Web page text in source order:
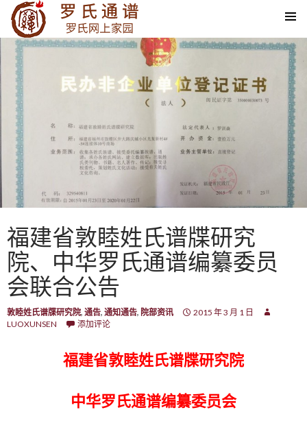
SKIP TO CONTENT
福建省敦睦姓氏谱牒研究
院、中华罗氏通谱编纂委员
会联合公告
敦睦姓氏谱牒研究院, 通告, 通知通告, 院部资讯
2015 年 3 月 1 日
LUOXUNSEN
添加评论
福建省敦睦姓氏谱牒研究院
中华罗氏通谱编纂委员会